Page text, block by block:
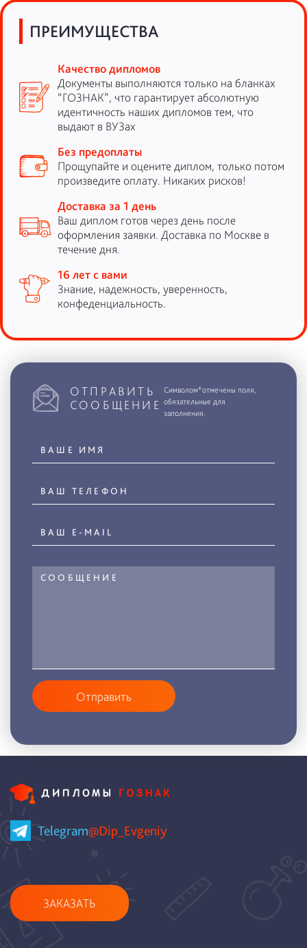
ПРЕИМУЩЕСТВА
Качество дипломов
Документы выполняются только на бланках
“ГОЗНАК”, что гарантирует абсолютную
идентичность наших дипломов тем, что
выдают в ВУЗах
Без предоплаты
Прощупайте и оцените диплом, только потом
произведите оплату. Никаких рисков!
Доставка за 1 день
Ваш диплом готов через день после
оформления заявки. Доставка по Москве в
течение дня.
16 лет с вами
Знание, надежность, уверенность,
конфеденциальность.
ОТПРАВИТЬ
СООБЩЕНИЕ
Символом*отмечены поля,
обязательные для
заполнения.
Отправить
Telegram@Dip_Evgeniy
ЗАКАЗАТЬ